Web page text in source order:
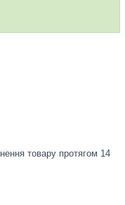
товару протягом 14